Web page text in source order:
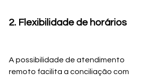
2. Flexibilidade de horários
A possibilidade de atendimento
remoto facilita a conciliação com